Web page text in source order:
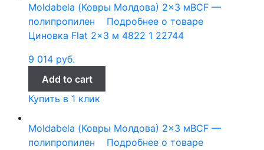
Moldabela (Ковры Молдова) 2x3 мBCF —
полипропилен
Подробнее о товаре
Циновка Flat 2×3 м 4822 1 22744
9 014 руб.
Add to cart
Купить в 1 клик
Moldabela (Ковры Молдова) 2x3 мBCF —
полипропилен
Подробнее о товаре